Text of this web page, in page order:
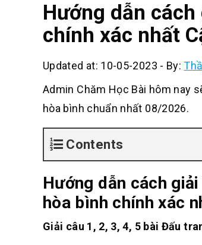
Hướng dẫn
chính xác nhất
Updated at: 10-05-2023 - By:
Admin Chăm Học Bài hôm nay
hòa bình chuẩn nhất 08/2026.
Contents
Hướng dẫn cách
hòa bình chính xác
Giải câu 1, 2, 3, 4, 5 bài Đấu